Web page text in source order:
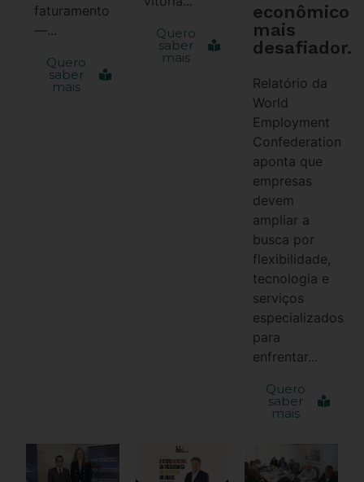
faturamento
—...
Quero
saber
mais
Quero
saber
mais
econômico
mais
desafiador.
Relatório da
World
Employment
Confederation
aponta que
empresas
devem
ampliar a
busca por
flexibilidade,
tecnologia e
serviços
especializados
para
enfrentar...
Quero
saber
mais